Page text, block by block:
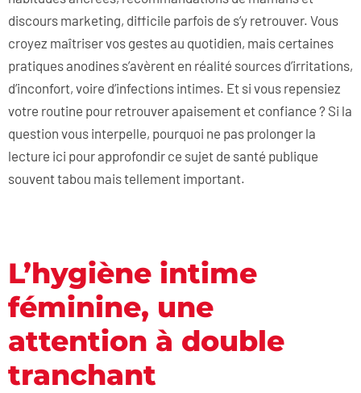
discours marketing, difficile parfois de s’y retrouver. Vous
croyez maîtriser vos gestes au quotidien, mais certaines
pratiques anodines s’avèrent en réalité sources d’irritations,
d’inconfort, voire d’infections intimes. Et si vous repensiez
votre routine pour retrouver apaisement et confiance ? Si la
question vous interpelle, pourquoi ne pas prolonger la
lecture ici pour approfondir ce sujet de santé publique
souvent tabou mais tellement important.
L’hygiène intime
féminine, une
attention à double
tranchant